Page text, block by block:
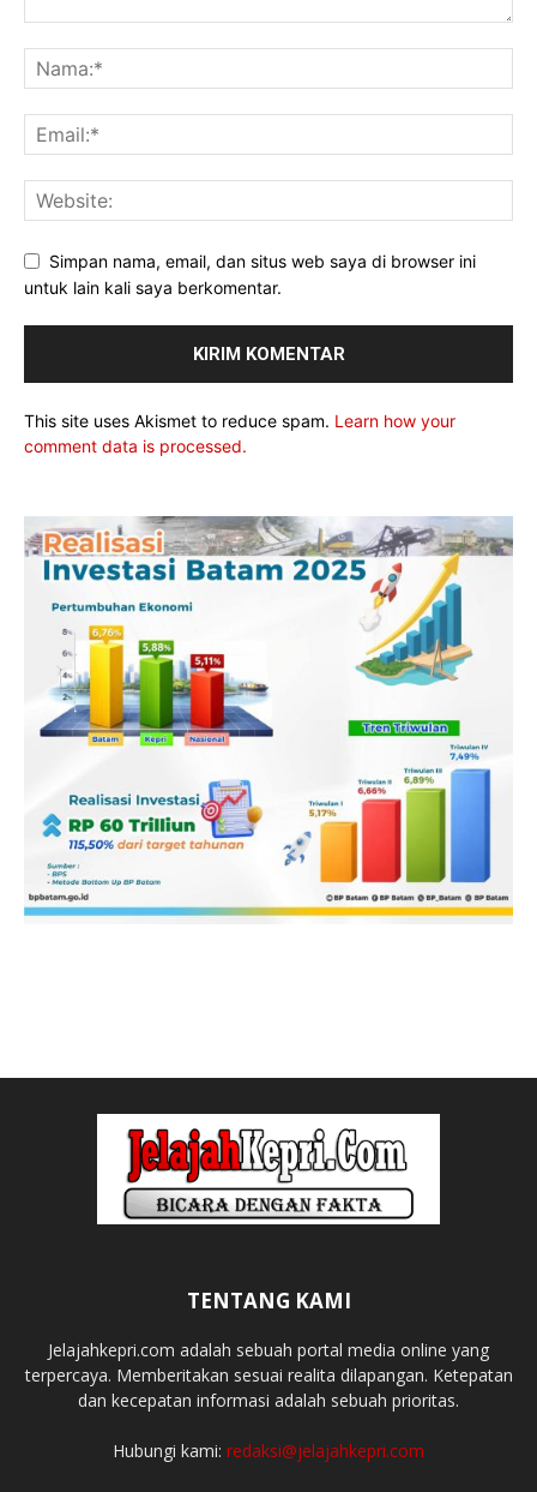
Simpan nama, email, dan situs web saya di browser ini
untuk lain kali saya berkomentar.
This site uses Akismet to reduce spam. Learn how your
comment data is processed.
TENTANG KAMI
Jelajahkepri.com adalah sebuah portal media online yang
terpercaya. Memberitakan sesuai realita dilapangan. Ketepatan
dan kecepatan informasi adalah sebuah prioritas.
Hubungi kami: redaksi@jelajahkepri.com